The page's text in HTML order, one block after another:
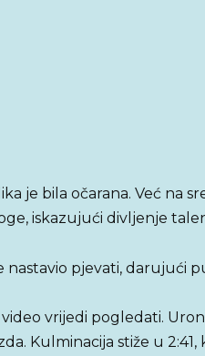
je bila očarana. Već na
iskazujući divljenje
nastavio pjevati, darujući
video vrijedi pogledati.
Kulminacija stiže u